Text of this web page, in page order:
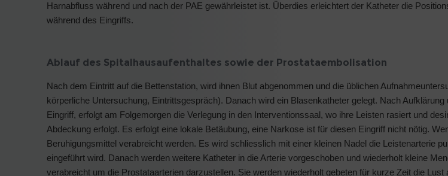
Harnabfluss während und nach der PAE gewährleistet ist. Überdies erleichtert der Katheter die
während des Eingriffs.
Ablauf des Spitalhausaufenthaltes sowie der Prostataembolisation
Nach dem Eintritt auf die Bettenstation, wird ihnen Blut abgenommen und die üblichen
körperliche Untersuchung, Eintrittsgespräch). Danach wird ein Blasenkatheter gelegt. Nach
Eingriff, erfolgt am Folgemorgen die Verlegung in den Interventionssaal, wo ihre Leisten rasiert und
Abdeckung erfolgt. Es erfolgt eine lokale Betäubung, eine Narkose ist für diesen Eingriff nicht nötig.
Beruhigungsmittel verabreicht werden. Es wird schliesslich mit einer kleinen Nadel die Leistenarterie
eingeführt wird. Danach werden weitere Katheter in die Arterie vorgeschoben und wiederholt kleine
verabreicht um die Prostataarterien darzustellen. Sie werden wiederholt gebeten für kurze Zeit die